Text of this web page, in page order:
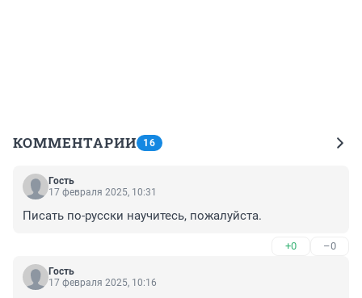
КОММЕНТАРИИ 16
Гость
17 февраля 2025, 10:31
Писать по-русски научитесь, пожалуйста.
+0 –0
Гость
17 февраля 2025, 10:16